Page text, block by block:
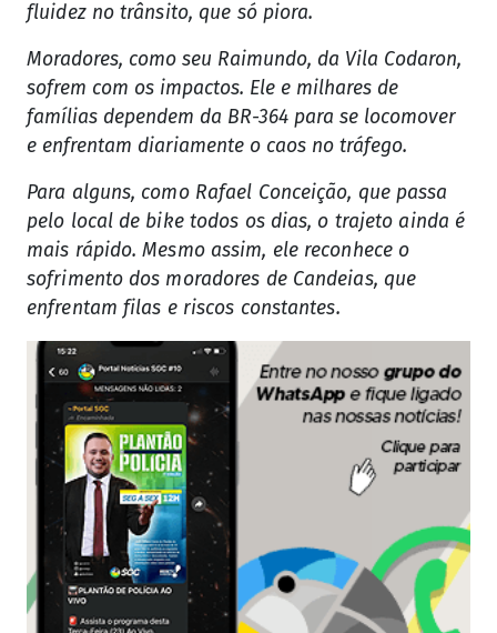
fluidez no trânsito, que só piora.
Moradores, como seu Raimundo, da Vila Codaron,
sofrem com os impactos. Ele e milhares de
famílias dependem da BR-364 para se locomover
e enfrentam diariamente o caos no tráfego.
Para alguns, como Rafael Conceição, que passa
pelo local de bike todos os dias, o trajeto ainda é
mais rápido. Mesmo assim, ele reconhece o
sofrimento dos moradores de Candeias, que
enfrentam filas e riscos constantes.